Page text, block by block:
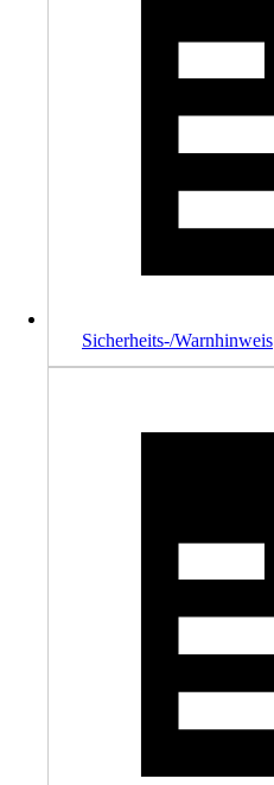
Sicherheits-/Warnhinweis